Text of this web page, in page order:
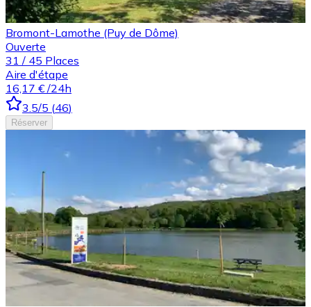
Bromont-Lamothe (Puy de Dôme)
Ouverte
31 / 45 Places
Aire d'étape
16,17 € /24h
3.5/5 (46)
Réserver